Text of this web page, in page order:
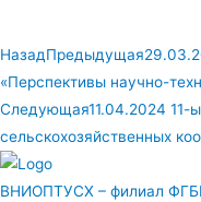
НазадПредыдущая
«Перспективы научно-
Следующая11.04.2024 11-
сельскохозяйственных
ВНИОПТУСХ – филиал